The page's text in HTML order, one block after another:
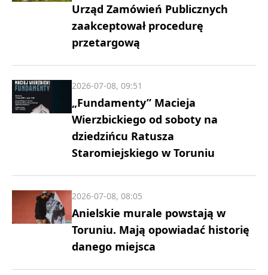
Urząd Zamówień Publicznych
zaakceptował procedurę
przetargową
„Fundamenty” Macieja
Wierzbickiego od soboty na
dziedzińcu Ratusza
Staromiejskiego w Toruniu
2026-07-08, 09:51
Anielskie murale powstają w
Toruniu. Mają opowiadać historię
danego miejsca
2026-07-08, 08:05